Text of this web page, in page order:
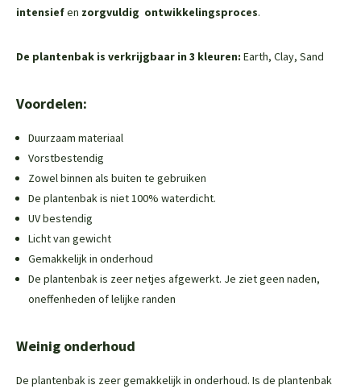
intensiefen zorgvuldig ontwikkelingsproces.
De plantenbak is verkrijgbaar in 3 kleuren: Earth, Clay, Sand
Voordelen:
Duurzaam materiaal
Vorstbestendig
Zowel binnen als buiten te gebruiken
De plantenbak is niet 100% waterdicht.
UV bestendig
Licht van gewicht
Gemakkelijk in onderhoud
De plantenbak is zeer netjes afgewerkt. Je ziet geen naden,
oneffenheden of lelijke randen
Weinig onderhoud
De plantenbak is zeer gemakkelijk in onderhoud. Is de plantenbak